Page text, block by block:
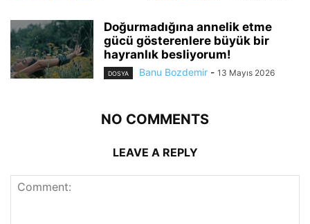
Doğurmadığına annelik etme
gücü gösterenlere büyük bir
hayranlık besliyorum!
DOSYA Banu Bozdemir - 13 Mayıs 2026
NO COMMENTS
LEAVE A REPLY